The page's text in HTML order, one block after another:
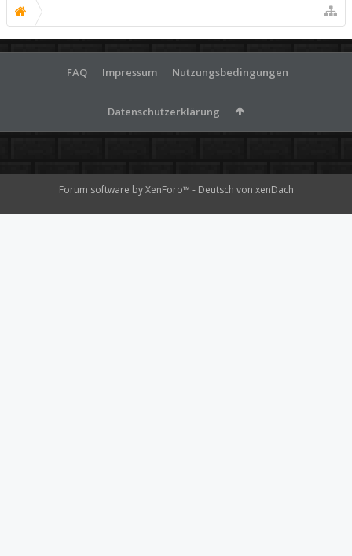
FAQ Impressum Nutzungsbedingungen
Datenschutzerklärung
Forum software by XenForo™ - Deutsch von xenDach